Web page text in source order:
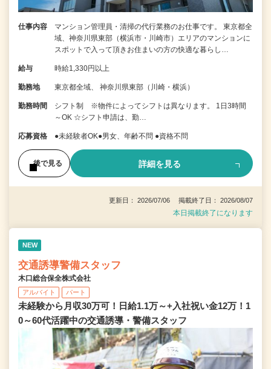
仕事内容
マンション管理員・清掃の代行業務のお仕事です。 東京都全
域、神奈川県東部（横浜市・川崎市）エリアのマンションに
スポットで入って頂きお住まいの方の快適な暮らし…
給与 時給1,330円以上
勤務地 東京都全域、 神奈川県東部（川崎・横浜）
勤務時間
シフト制 ※物件によってシフトは異なります。 1日3時間
～OK ☆シフト申請は、勤…
応募資格 ●未経験者OK●男女、年齢不問 ●資格不問
後で見る 詳細を見る
更新日： 2026/07/06 掲載終了日： 2026/08/07
本日掲載終了になります
NEW
交通誘導警備スタッフ
木口総合保全株式会社
アルバイト パート
未経験から月収30万可！日給1.1万～+入社祝い金12万！1
0～60代活躍中の交通誘導・警備スタッフ